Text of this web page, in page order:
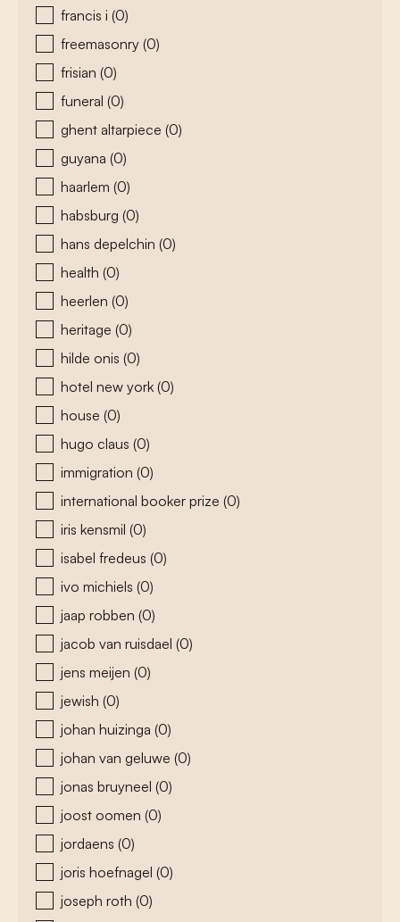
francis i (0)
freemasonry (0)
frisian (0)
funeral (0)
ghent altarpiece (0)
guyana (0)
haarlem (0)
habsburg (0)
hans depelchin (0)
health (0)
heerlen (0)
heritage (0)
hilde onis (0)
hotel new york (0)
house (0)
hugo claus (0)
immigration (0)
international booker prize (0)
iris kensmil (0)
isabel fredeus (0)
ivo michiels (0)
jaap robben (0)
jacob van ruisdael (0)
jens meijen (0)
jewish (0)
johan huizinga (0)
johan van geluwe (0)
jonas bruyneel (0)
joost oomen (0)
jordaens (0)
joris hoefnagel (0)
joseph roth (0)